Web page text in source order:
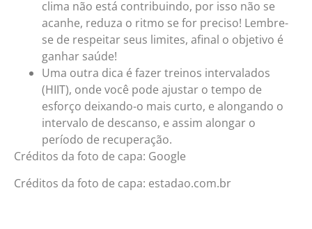
clima não está contribuindo, por isso não se
acanhe, reduza o ritmo se for preciso! Lembre-
se de respeitar seus limites, afinal o objetivo é
ganhar saúde!
Uma outra dica é fazer treinos intervalados
(HIIT), onde você pode ajustar o tempo de
esforço deixando-o mais curto, e alongando o
intervalo de descanso, e assim alongar o
período de recuperação.
Créditos da foto de capa: Google
Créditos da foto de capa: estadao.com.br